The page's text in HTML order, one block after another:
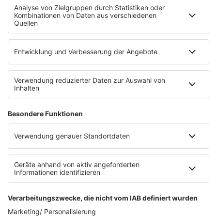
Fahrradparkhaus
Die Uniklinik Tübingen hat ein neues Fahrradparkhaus
eröffnet. Direkt an der Medizinischen Klinik bietet es
E-Bikes über eine Photovoltaikanlage auf dem …
Impressum
Datenschutzerklärung